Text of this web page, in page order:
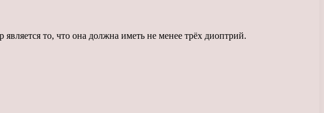
то, что она должна иметь не менее трёх диоптрий.